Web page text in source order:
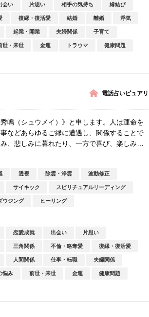
会い 片思い 相手の気持ち 縁結び
復縁・復活愛 結婚 離婚 浮気
起業・開業 夫婦関係 子育て
世・来世 金運 トラウマ 健康問題
電話占いピュアリ
鳴（シュウメイ）》と申します。人は運命を
などあらゆるご縁に遭遇し、関係することで
、悲しみに暮れたり、一方で喜び、楽しみな
透視 除霊・浄霊 波動修正
サイキック スピリチュアルリーディング
ウジング ヒーリング
恋愛成就 出会い 片思い
三角関係 不倫・略奪愛 復縁・復活愛
人間関係 仕事・転職 夫婦関係
悩み 前世・来世 金運 健康問題